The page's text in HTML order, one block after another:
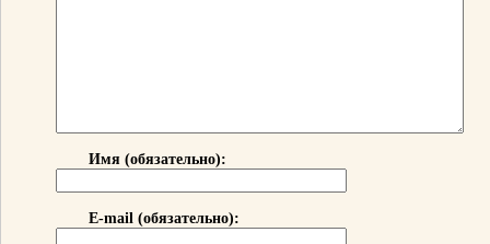
Имя (обязательно):
E-mail (обязательно):